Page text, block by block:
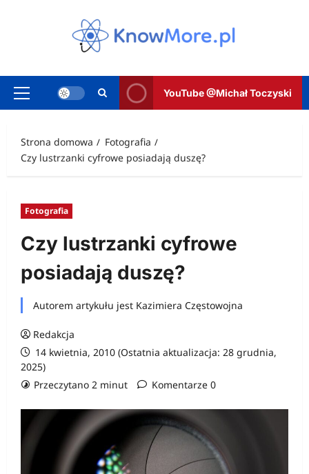
Menu
YouTube @Michał Toczyski
Strona domowa
Fotografia
Czy lustrzanki cyfrowe posiadają duszę?
Fotografia
Czy lustrzanki cyfrowe
posiadają duszę?
Autorem artykułu jest Kazimiera Częstowojna
Redakcja
14 kwietnia, 2010 (Ostatnia aktualizacja: 28 grudnia,
2025)
Przeczytano 2 minut
Komentarze 0